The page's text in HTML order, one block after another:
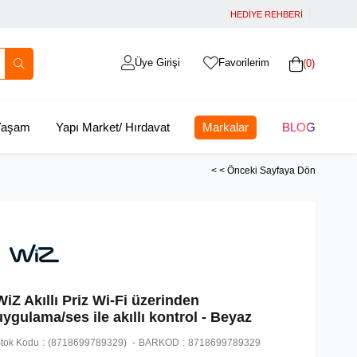
HEDİYE REHBERİ
0
Favorilerim
Üye Girişi
Yapı Market/ Hırdavat Markalar BLOG
< < Önceki Sayfaya Dön
Akıllı Priz Wi-Fi üzerinden
ses ile akıllı kontrol - Beyaz
Kodu (8718699789329) BARKOD : 8718699789329